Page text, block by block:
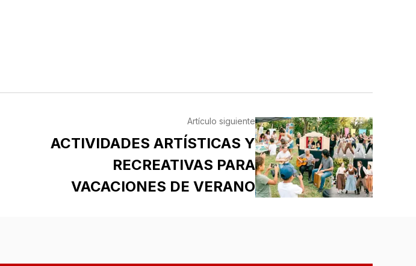
Artículo siguiente
ACTIVIDADES ARTÍSTICAS Y
RECREATIVAS PARA
VACACIONES DE VERANO